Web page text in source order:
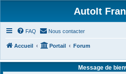
AutoIt
FAQ Nous contacter
Accueil Portail Forum
Message de